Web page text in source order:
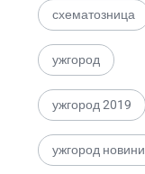
схематозница
ужгород
ужгород 2019
ужгород новини